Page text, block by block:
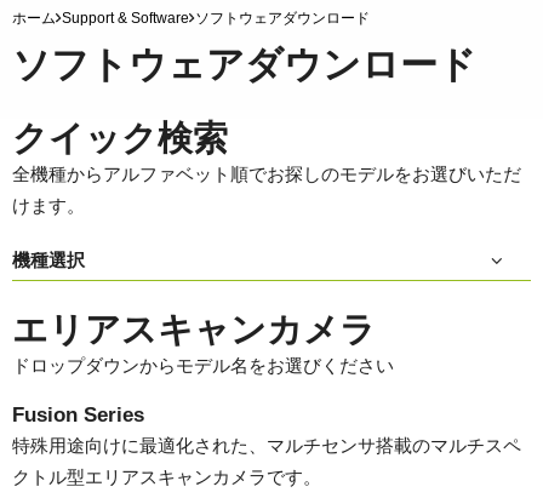
ホーム Support & Software ソフトウェアダウンロード
ソフトウェアダウンロード
クイック検索
全機種からアルファベット順でお探しのモデルをお選びいただ
けます。
機種選択
エリアスキャンカメラ
ドロップダウンからモデル名をお選びください
Fusion Series
特殊用途向けに最適化された、マルチセンサ搭載のマルチスペ
クトル型エリアスキャンカメラです。